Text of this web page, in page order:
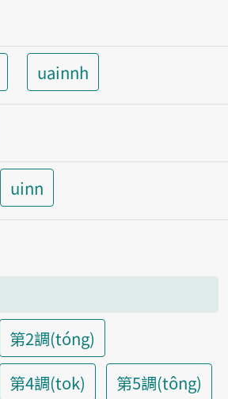
uainnh
uinn
第2調(tóng)
第4調(tok)
第5調(tông)